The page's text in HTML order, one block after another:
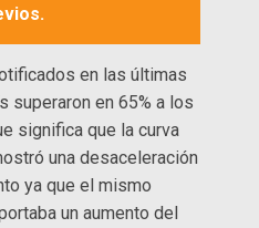
en las últimas
superaron en 65% a los
significa que la curva
una desaceleración
ya que el mismo
un aumento del